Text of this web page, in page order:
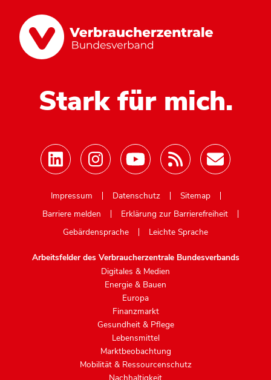
Stark für mich.
Impressum
Datenschutz
Sitemap
Barriere melden
Erklärung zur Barrierefreiheit
Gebärdensprache
Leichte Sprache
Arbeitsfelder des Verbraucherzentrale Bundesverbands
Digitales & Medien
Energie & Bauen
Europa
Finanzmarkt
Gesundheit & Pflege
Lebensmittel
Marktbeobachtung
Mobilität & Ressourcenschutz